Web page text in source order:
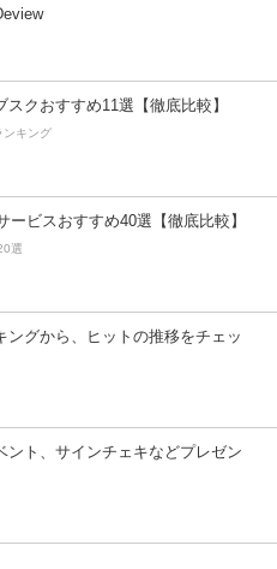
クおすすめ11選【徹底比較】
ンキング
ービスおすすめ40選【徹底比較】
選
ングから、ヒットの推移をチェッ
ント、サインチェキなどプレゼン